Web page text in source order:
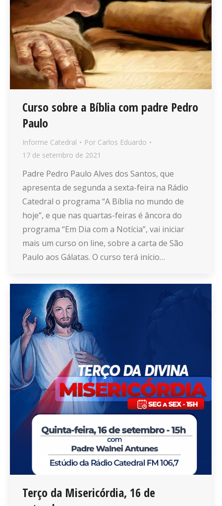
Curso sobre a Bíblia com padre Pedro
Paulo
Informe Catedral Por Carlos Eduardo
17 de setembro de 2021
Padre Pedro Paulo Alves dos Santos, que
apresenta de segunda a sexta-feira na Rádio
Catedral o programa “A Bíblia no mundo de
hoje”, e que nas quartas-feiras é âncora do
programa “Em Dia com a Notícia”, vai iniciar
mais um curso on line, sobre a carta de São
Paulo aos Gálatas. O curso terá início…
Terço da Misericórdia, 16 de